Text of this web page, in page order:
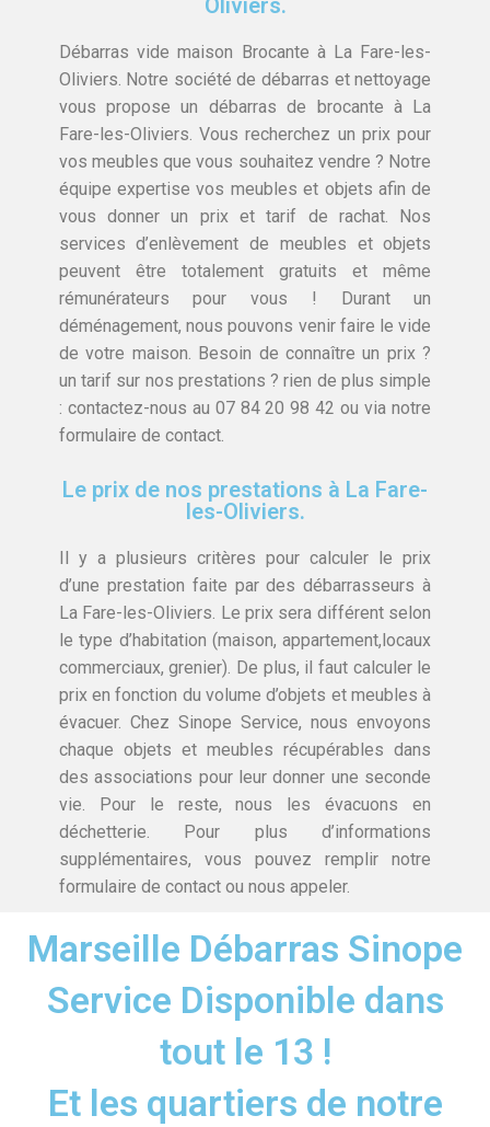
Oliviers.
Débarras vide maison Brocante à La Fare-les-
Oliviers. Notre société de débarras et nettoyage
vous propose un débarras de brocante à La
Fare-les-Oliviers. Vous recherchez un prix pour
vos meubles que vous souhaitez vendre ? Notre
équipe expertise vos meubles et objets afin de
vous donner un prix et tarif de rachat. Nos
services d’enlèvement de meubles et objets
peuvent être totalement gratuits et même
rémunérateurs pour vous ! Durant un
déménagement, nous pouvons venir faire le vide
de votre maison. Besoin de connaître un prix ?
un tarif sur nos prestations ? rien de plus simple
: contactez-nous au 07 84 20 98 42 ou via notre
formulaire de contact.
Le prix de nos prestations à La Fare-
les-Oliviers.
Il y a plusieurs critères pour calculer le prix
d’une prestation faite par des débarrasseurs à
La Fare-les-Oliviers. Le prix sera différent selon
le type d’habitation (maison, appartement,locaux
commerciaux, grenier). De plus, il faut calculer le
prix en fonction du volume d’objets et meubles à
évacuer. Chez Sinope Service, nous envoyons
chaque objets et meubles récupérables dans
des associations pour leur donner une seconde
vie. Pour le reste, nous les évacuons en
déchetterie. Pour plus d’informations
supplémentaires, vous pouvez remplir notre
formulaire de contact ou nous appeler.
Marseille Débarras Sinope
Service Disponible dans
tout le 13 !
Et les quartiers de notre